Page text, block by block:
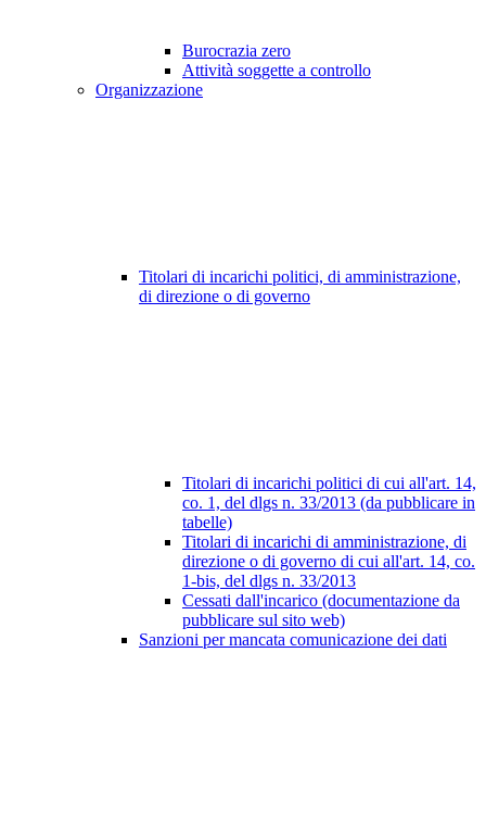
Burocrazia zero
Attività soggette a controllo
Organizzazione
Titolari di incarichi politici, di amministrazione,
di direzione o di governo
Titolari di incarichi politici di cui all'art. 14,
co. 1, del dlgs n. 33/2013 (da pubblicare in
tabelle)
Titolari di incarichi di amministrazione, di
direzione o di governo di cui all'art. 14, co.
1-bis, del dlgs n. 33/2013
Cessati dall'incarico (documentazione da
pubblicare sul sito web)
Sanzioni per mancata comunicazione dei dati